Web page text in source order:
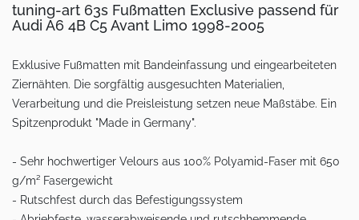
tuning-art 63s Fußmatten Exclusive passend für
Audi A6 4B C5 Avant Limo 1998-2005
Exklusive Fußmatten mit Bandeinfassung und eingearbeiteten
Ziernähten. Die sorgfältig ausgesuchten Materialien,
Verarbeitung und die Preisleistung setzen neue Maßstäbe. Ein
Spitzenprodukt "Made in Germany".
- Sehr hochwertiger Velours aus 100% Polyamid-Faser mit 650
g/m² Fasergewicht
- Rutschfest durch das Befestigungssystem